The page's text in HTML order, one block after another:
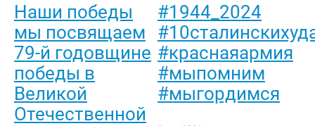
Наши победы
мы посвящаем
79-й годовщине
победы в
Великой
Отечественной
#1944_2024
#краснаяармия
#мыпомним
#мыгордимся